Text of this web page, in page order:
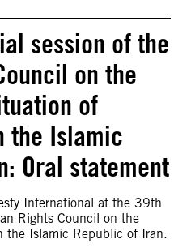
session of the
on the
of
the Islamic
Oral statement
International at the 39th
Rights Council on the
the Islamic Republic of Iran.